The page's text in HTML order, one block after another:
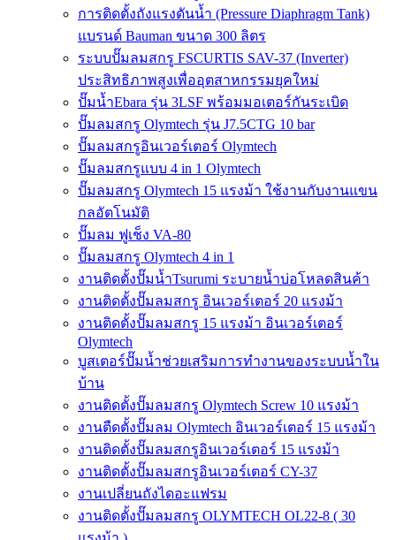
การติดตั้งถังแรงดันน้ำ (Pressure Diaphragm Tank)
แบรนด์ Bauman ขนาด 300 ลิตร
ระบบปั๊มลมสกรู FSCURTIS SAV-37 (Inverter)
ประสิทธิภาพสูงเพื่ออุตสาหกรรมยุคใหม่
ปั๊มน้ำEbara รุ่น 3LSF พร้อมมอเตอร์กันระเบิด
ปั๊มลมสกรู Olymtech รุ่น J7.5CTG 10 bar
ปั๊มลมสกรูอินเวอร์เตอร์ Olymtech
ปั๊มลมสกรูแบบ 4 in 1 Olymtech
ปั๊มลมสกรู Olymtech 15 แรงม้า ใช้งานกับงานแขน
กลอัตโนมัติ
ปั๊มลม ฟูเช็ง VA-80
ปั๊มลมสกรู Olymtech 4 in 1
งานติดตั้งปั๊มน้ำTsurumi ระบายน้ำบ่อโหลดสินค้า
งานติดตั้งปั๊มลมสกรู อินเวอร์เตอร์ 20 แรงม้า
งานติดตั้งปั๊มลมสกรู 15 แรงม้า อินเวอร์เตอร์
Olymtech
บูสเตอร์ปั๊มน้ำช่วยเสริมการทำงานของระบบน้ำใน
บ้าน
งานติดตั้งปั๊มลมสกรู Olymtech Screw 10 แรงม้า
งานตืดตั้งปั๊มลม Olymtech อินเวอร์เตอร์ 15 แรงม้า
งานติดตั้งปั๊มลมสกรูอินเวอร์เตอร์ 15 แรงม้า
งานติดตั้งปั๊มลมสกรูอินเวอร์เตอร์ CY-37
งานเปลี่ยนถังไดอะแฟรม
งานติดตั้งปั๊มลมสกรู OLYMTECH OL22-8 ( 30